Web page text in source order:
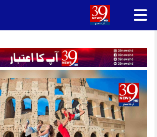
Skip
content